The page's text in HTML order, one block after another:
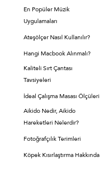
En Popüler Müzik
Uygulamaları
Ateşölçer Nasıl Kullanılır?
Hangi Macbook Alınmalı?
Kaliteli Sırt Çantası
Tavsiyeleri
İdeal Çalışma Masası Ölçüleri
Aikido Nedir, Aikido
Hareketleri Nelerdir?
Fotoğrafçılık Terimleri
Köpek Kısırlaştırma Hakkında